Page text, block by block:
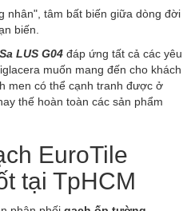
nhân", tâm bất biến giữa dòng đời
biến.
LUS G04 đáp ứng tất cả các yêu
muốn mang đến cho khách
men có thể cạnh tranh được ở
thế hoàn toàn các sản phẩm
EuroTile
tại TpHCM